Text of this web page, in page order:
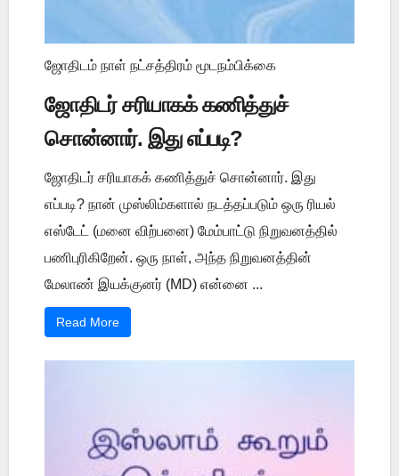
ஜோதிடம் நாள் நட்சத்திரம் மூடநம்பிக்கை
ஜோதிடர் சரியாகக் கணித்துச்
சொன்னார். இது எப்படி?
ஜோதிடர் சரியாகக் கணித்துச் சொன்னார். இது
எப்படி? நான் முஸ்லிம்களால் நடத்தப்படும் ஒரு ரியல்
எஸ்டேட் (மனை விற்பனை) மேம்பாட்டு நிறுவனத்தில்
பணிபுரிகிறேன். ஒரு நாள், அந்த நிறுவனத்தின்
மேலாண் இயக்குனர் (MD) என்னை ...
Read More